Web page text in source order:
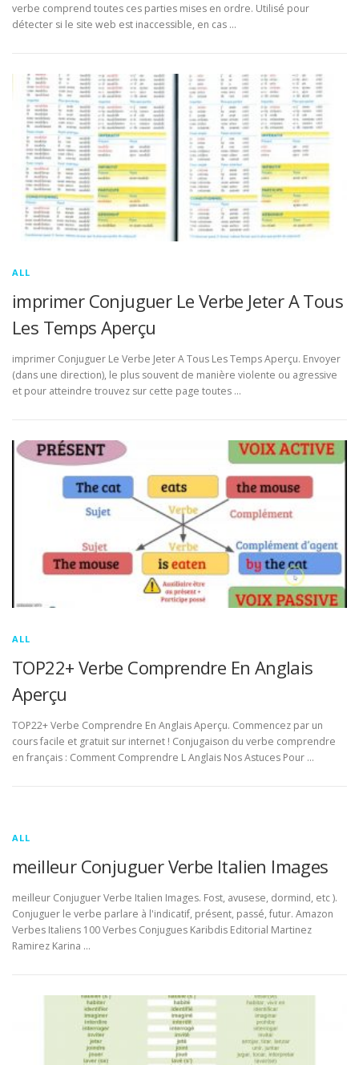
verbe comprend toutes ces parties mises en ordre. Utilisé pour
détecter si le site web est inaccessible, en cas …
ALL
imprimer Conjuguer Le Verbe Jeter A Tous
Les Temps Aperçu
imprimer Conjuguer Le Verbe Jeter A Tous Les Temps Aperçu. Envoyer
(dans une direction), le plus souvent de manière violente ou agressive
et pour atteindre trouvez sur cette page toutes …
ALL
TOP22+ Verbe Comprendre En Anglais
Aperçu
TOP22+ Verbe Comprendre En Anglais Aperçu. Commencez par un
cours facile et gratuit sur internet ! Conjugaison du verbe comprendre
en français : Comment Comprendre L Anglais Nos Astuces Pour …
ALL
meilleur Conjuguer Verbe Italien Images
meilleur Conjuguer Verbe Italien Images. Fost, avusese, dormind, etc ).
Conjuguer le verbe parlare à l'indicatif, présent, passé, futur. Amazon
Verbes Italiens 100 Verbes Conjugues Karibdis Editorial Martinez
Ramirez Karina …